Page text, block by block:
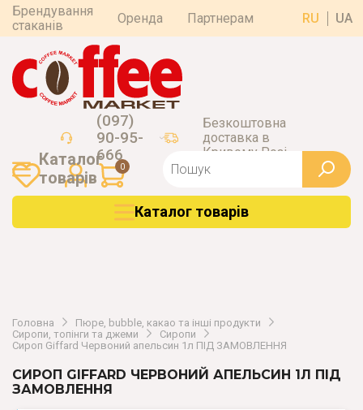
Брендування
стаканів
Оренда Партнерам RU UA
(097)
90-95-
666
Безкоштовна
доставка в
Кривому Розі
0
Каталог
товарiв
Каталог товарiв
Головна
Пюре, bubble, какао та інші продукти
Сиропи, топінги та джеми
Сиропи
Сироп Giffard Червоний апельсин 1л ПІД ЗАМОВЛЕННЯ
СИРОП GIFFARD ЧЕРВОНИЙ АПЕЛЬСИН 1Л ПІД
ЗАМОВЛЕННЯ